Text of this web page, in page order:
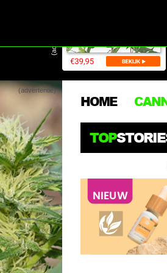
(advertentie)
(advertentie)
HOME
TOP
OPGELET: